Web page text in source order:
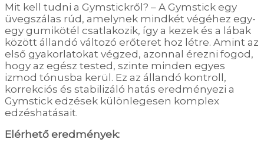
Mit kell tudni a Gymstickről? – A Gymstick egy
üvegszálas rúd, amelynek mindkét végéhez egy-
egy gumikötél csatlakozik, így a kezek és a lábak
között állandó változó erőteret hoz létre. Amint az
első gyakorlatokat végzed, azonnal érezni fogod,
hogy az egész tested, szinte minden egyes
izmod tónusba kerül. Ez az állandó kontroll,
korrekciós és stabilizáló hatás eredményezi a
Gymstick edzések különlegesen komplex
edzéshatásait.
Elérhető eredmények: